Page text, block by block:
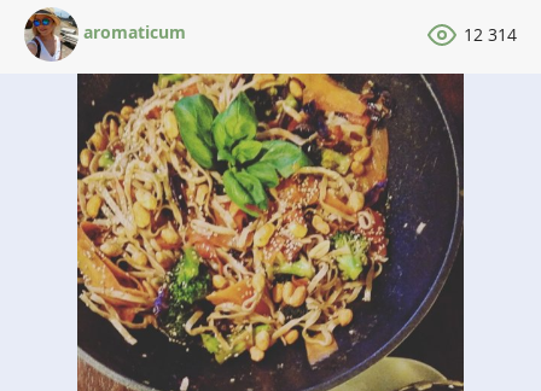
aromaticum 12 314